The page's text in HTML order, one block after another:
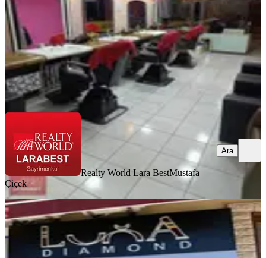
460.000 ₺
Realty World Lara BestMustafa Çiçek
Ara
Realty World Lara BestMustafa
Çiçek
Ara
Işıklarda Kafeler Bölgesinde Cadde
Üzeri Pırlanta Mağazası
Muratpaşa, Meltem Mahallesi